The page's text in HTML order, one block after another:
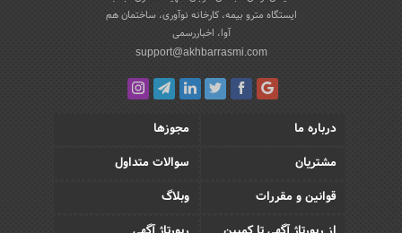
ایستگاه مترو بیمه، کارخانه نوآوری، ساختمان هم
آوا، اخباررسمی
support@akhbarrasmi.com
درباره ما
مجوزها
مشتریان
سوالات متداول
قوانین و مقررات
وبلاگ